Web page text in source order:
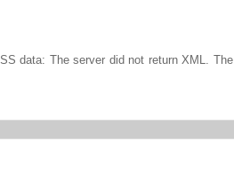
data: The server did not return XML. The